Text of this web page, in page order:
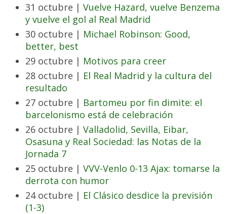
31 octubre | Vuelve Hazard, vuelve Benzema
y vuelve el gol al Real Madrid
30 octubre | Michael Robinson: Good,
better, best
29 octubre | Motivos para creer
28 octubre | El Real Madrid y la cultura del
resultado
27 octubre | Bartomeu por fin dimite: el
barcelonismo está de celebración
26 octubre | Valladolid, Sevilla, Eibar,
Osasuna y Real Sociedad: las Notas de la
Jornada 7
25 octubre | VVV-Venlo 0-13 Ajax: tomarse la
derrota con humor
24 octubre | El Clásico desdice la previsión
(1-3)